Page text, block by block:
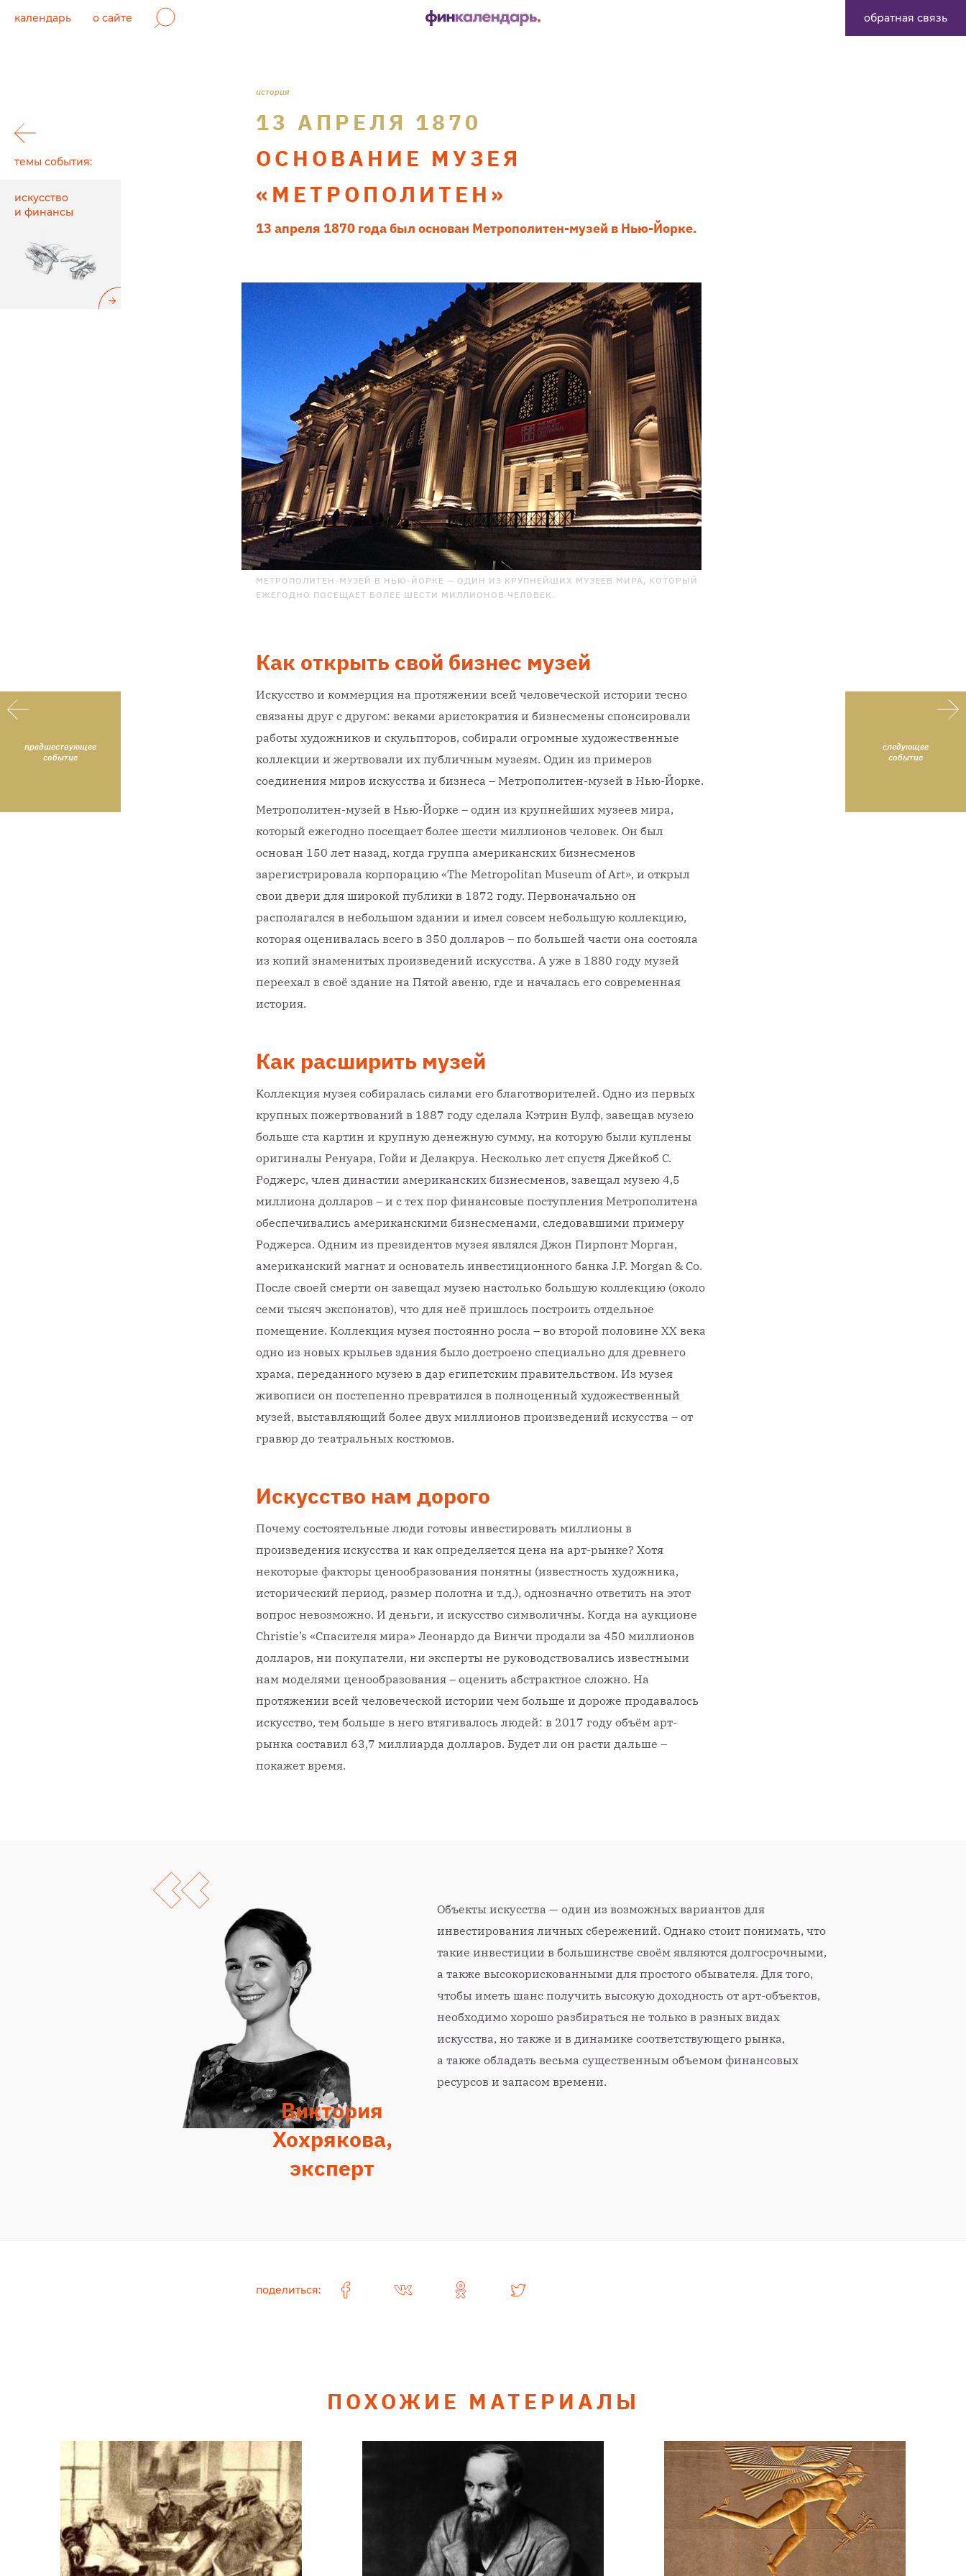
календарь о сайте обратная связь
темы события:
искусство
и финансы
история
13 АПРЕЛЯ 1870
ОСНОВАНИЕ МУЗЕЯ
«МЕТРОПОЛИТЕН»
13 апреля 1870 года был основан Метрополитен-музей в Нью-Йорке.
МЕТРОПОЛИТЕН-МУЗЕЙ В НЬЮ-ЙОРКЕ — ОДИН ИЗ КРУПНЕЙШИХ МУЗЕЕВ МИРА, КОТОРЫЙ
ЕЖЕГОДНО ПОСЕЩАЕТ БОЛЕЕ ШЕСТИ МИЛЛИОНОВ ЧЕЛОВЕК.
Как открыть свой бизнес музей
Искусство и коммерция на протяжении всей человеческой истории тесно
связаны друг с другом: веками аристократия и бизнесмены спонсировали
работы художников и скульпторов, собирали огромные художественные
коллекции и жертвовали их публичным музеям. Один из примеров
соединения миров искусства и бизнеса – Метрополитен-музей в Нью-Йорке.
Метрополитен-музей в Нью-Йорке – один из крупнейших музеев мира,
который ежегодно посещает более шести миллионов человек. Он был
основан 150 лет назад, когда группа американских бизнесменов
зарегистрировала корпорацию «The Metropolitan Museum of Art», и открыл
свои двери для широкой публики в 1872 году. Первоначально он
располагался в небольшом здании и имел совсем небольшую коллекцию,
которая оценивалась всего в 350 долларов – по большей части она состояла
из копий знаменитых произведений искусства. А уже в 1880 году музей
переехал в своё здание на Пятой авеню, где и началась его современная
история.
Как расширить музей
Коллекция музея собиралась силами его благотворителей. Одно из первых
крупных пожертвований в 1887 году сделала Кэтрин Вулф, завещав музею
больше ста картин и крупную денежную сумму, на которую были куплены
оригиналы Ренуара, Гойи и Делакруа. Несколько лет спустя Джейкоб С.
Роджерс, член династии американских бизнесменов, завещал музею 4,5
миллиона долларов – и с тех пор финансовые поступления Метрополитена
обеспечивались американскими бизнесменами, следовавшими примеру
Роджерса. Одним из президентов музея являлся Джон Пирпонт Морган,
американский магнат и основатель инвестиционного банка J.P. Morgan & Co.
После своей смерти он завещал музею настолько большую коллекцию (около
семи тысяч экспонатов), что для неё пришлось построить отдельное
помещение. Коллекция музея постоянно росла – во второй половине XX века
одно из новых крыльев здания было достроено специально для древнего
храма, переданного музею в дар египетским правительством. Из музея
живописи он постепенно превратился в полноценный художественный
музей, выставляющий более двух миллионов произведений искусства – от
гравюр до театральных костюмов.
Искусство нам дорого
Почему состоятельные люди готовы инвестировать миллионы в
произведения искусства и как определяется цена на арт-рынке? Хотя
некоторые факторы ценообразования понятны (известность художника,
исторический период, размер полотна и т.д.), однозначно ответить на этот
вопрос невозможно. И деньги, и искусство символичны. Когда на аукционе
Christie’s «Спасителя мира» Леонардо да Винчи продали за 450 миллионов
долларов, ни покупатели, ни эксперты не руководствовались известными
нам моделями ценообразования – оценить абстрактное сложно. На
протяжении всей человеческой истории чем больше и дороже продавалось
искусство, тем больше в него втягивалось людей: в 2017 году объём арт-
рынка составил 63,7 миллиарда долларов. Будет ли он расти дальше –
покажет время.
Виктория
Хохрякова,
эксперт
Объекты искусства — один из возможных вариантов для
инвестирования личных сбережений. Однако стоит понимать, что
такие инвестиции в большинстве своём являются долгосрочными,
а также высокорискованными для простого обывателя. Для того,
чтобы иметь шанс получить высокую доходность от арт-объектов,
необходимо хорошо разбираться не только в разных видах
искусства, но также и в динамике соответствующего рынка,
а также обладать весьма существенным объемом финансовых
ресурсов и запасом времени.
поделиться:
предшествующее
событие
следующее
событие
ПОХОЖИЕ МАТЕРИАЛЫ